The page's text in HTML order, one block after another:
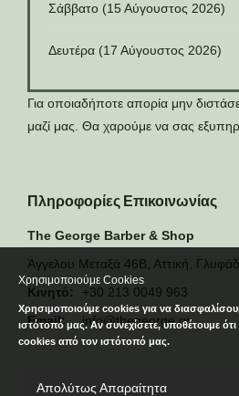
Σάββατο (15 Αύγουστος 2026)
Δευτέρα (17 Αύγουστος 2026)
Για οποιαδήποτε απορία μην
μαζί μας. Θα χαρούμε να σας
Πληροφορίες Επικοινωνίας
The George Barber & Shop
Άγγελου Μεταξά 46Β, Αττική,
Κινητό:
+30 213 0049 963
Email:
info@thegeorge.gr
Χρησιμοποιούμε Cookies
Χρησιμοποιούμε cookies για να
ιστότοπό μας. Αν συνεχίσετε, υποθέτουμε
cookies από τον ιστότοπό μας.
Απολύτως Απαραίτητα